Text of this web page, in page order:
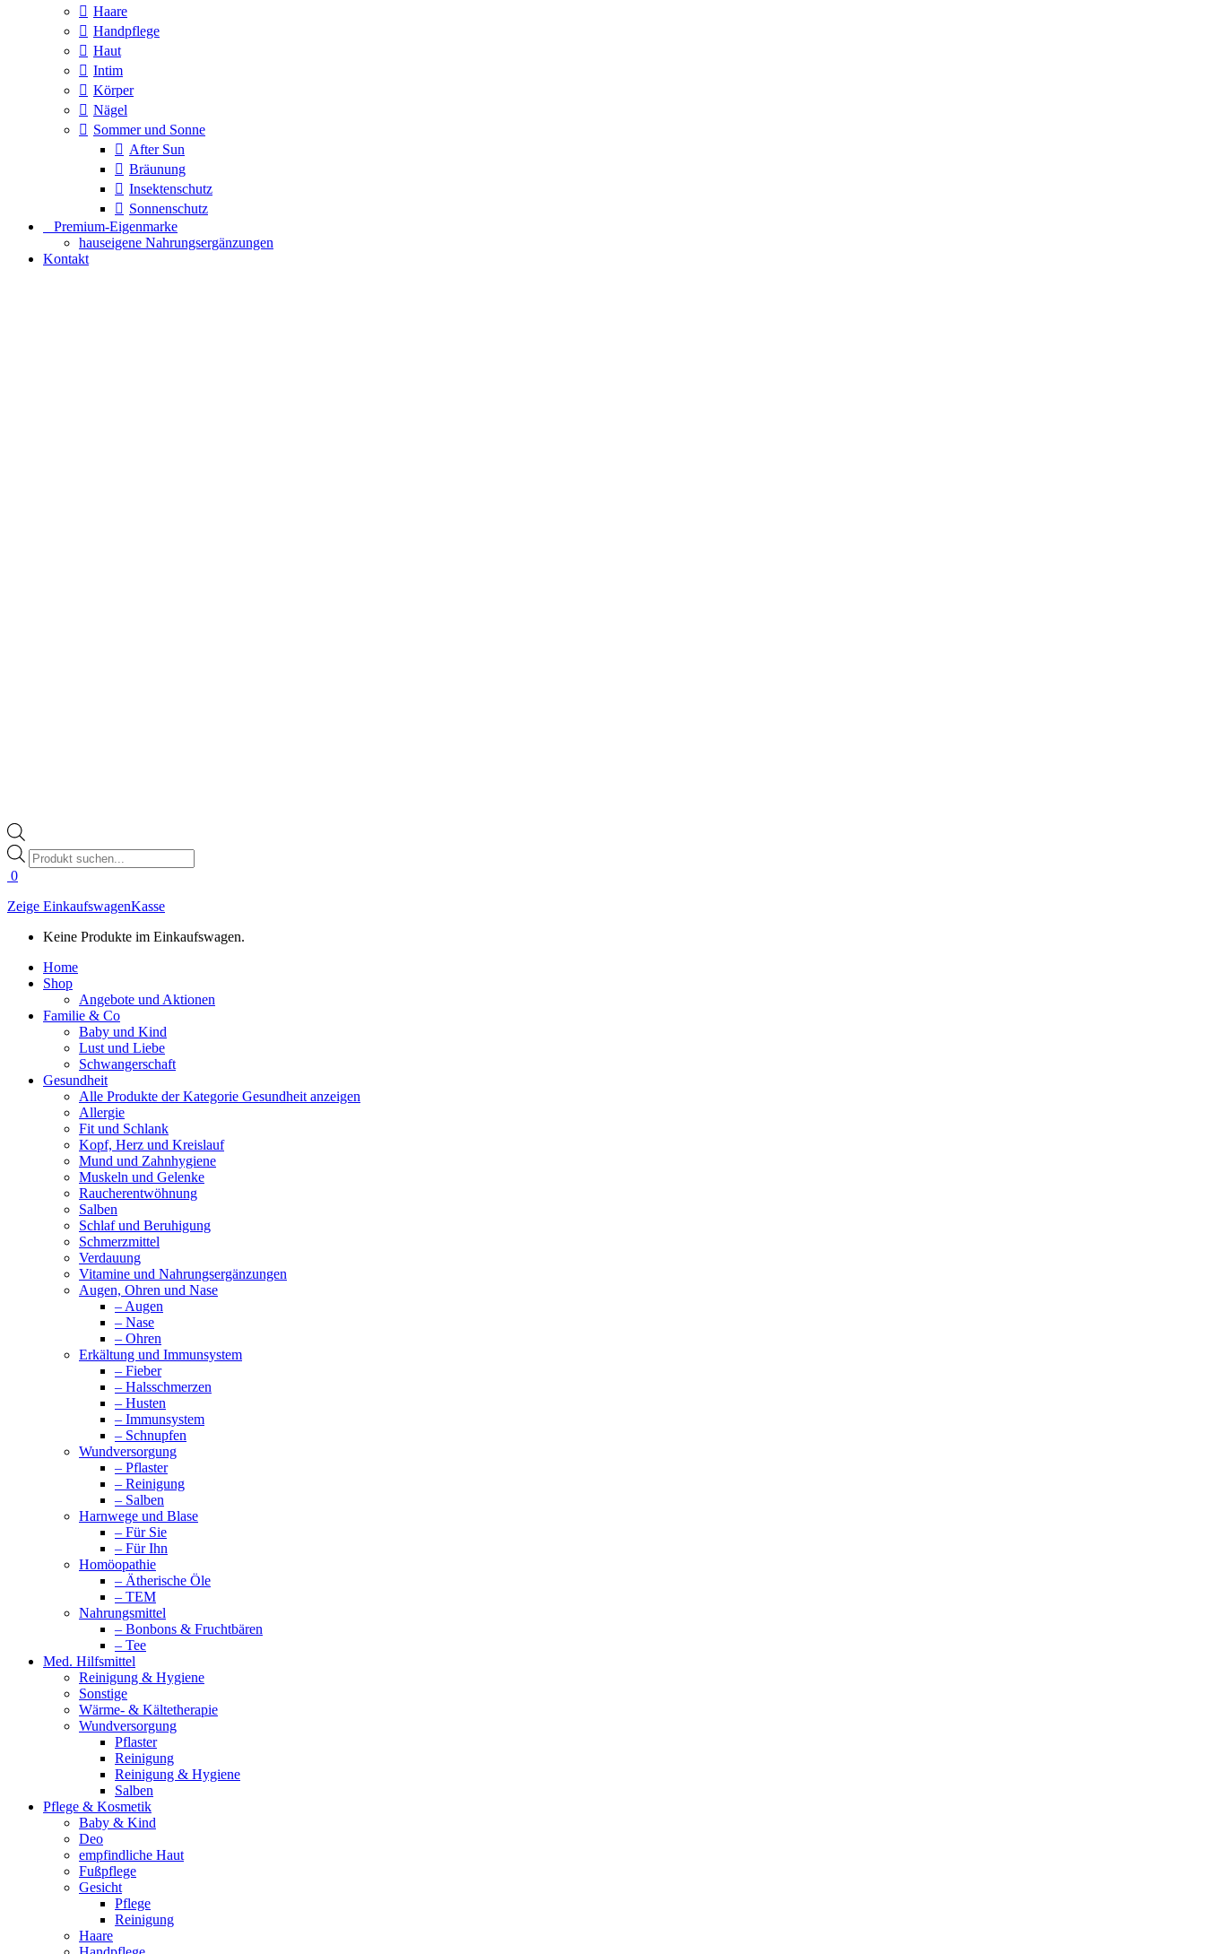
Haare
Handpflege
Haut
Intim
Körper
Nägel
Sommer und Sonne
After Sun
Bräunung
Insektenschutz
Sonnenschutz
⠀​Premium-Eigenmarke
hauseigene Nahrungsergänzungen
Kontakt
Products
search
0
Zeige EinkaufswagenKasse
Keine Produkte im Einkaufswagen.
Home
Shop
Angebote und Aktionen
Familie & Co
Baby und Kind
Lust und Liebe
Schwangerschaft
Gesundheit
Alle Produkte der Kategorie Gesundheit anzeigen
Allergie
Fit und Schlank
Kopf, Herz und Kreislauf
Mund und Zahnhygiene
Muskeln und Gelenke
Raucherentwöhnung
Salben
Schlaf und Beruhigung
Schmerzmittel
Verdauung
Vitamine und Nahrungsergänzungen
Augen, Ohren und Nase
– Augen
– Nase
– Ohren
Erkältung und Immunsystem
– Fieber
– Halsschmerzen
– Husten
– Immunsystem
– Schnupfen
Wundversorgung
– Pflaster
– Reinigung
– Salben
Harnwege und Blase
– Für Sie
– Für Ihn
Homöopathie
– Ätherische Öle
– TEM
Nahrungsmittel
– Bonbons & Fruchtbären
– Tee
Med. Hilfsmittel
Reinigung & Hygiene
Sonstige
Wärme- & Kältetherapie
Wundversorgung
Pflaster
Reinigung
Reinigung & Hygiene
Salben
Pflege & Kosmetik
Baby & Kind
Deo
empfindliche Haut
Fußpflege
Gesicht
Pflege
Reinigung
Haare